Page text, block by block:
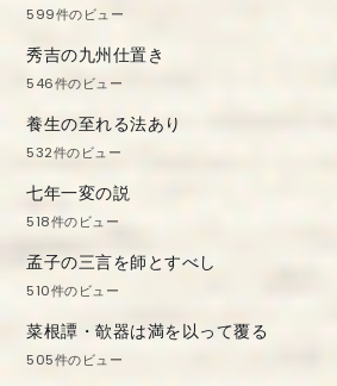
599件のビュー
秀吉の九州仕置き
546件のビュー
養生の至れる法あり
532件のビュー
七年一変の説
518件のビュー
孟子の三言を師とすべし
510件のビュー
菜根譚・欹器は満を以って覆る
505件のビュー